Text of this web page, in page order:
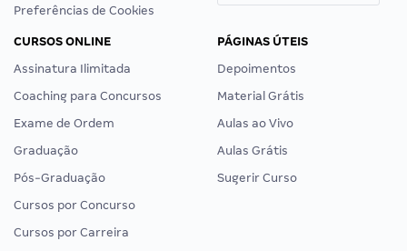
Preferências de Cookies
CURSOS ONLINE
Assinatura Ilimitada
Coaching para Concursos
Exame de Ordem
Graduação
Pós-Graduação
Cursos por Concurso
Cursos por Carreira
PÁGINAS ÚTEIS
Depoimentos
Material Grátis
Aulas ao Vivo
Aulas Grátis
Sugerir Curso